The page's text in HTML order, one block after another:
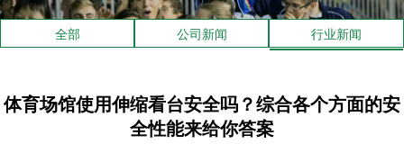
全部 公司新闻 行业新闻
体育场馆使用伸缩看台安全吗？综合各个方面的安
全性能来给你答案